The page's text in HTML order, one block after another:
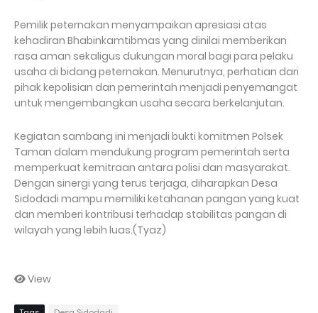
Pemilik peternakan menyampaikan apresiasi atas
kehadiran Bhabinkamtibmas yang dinilai memberikan
rasa aman sekaligus dukungan moral bagi para pelaku
usaha di bidang peternakan. Menurutnya, perhatian dari
pihak kepolisian dan pemerintah menjadi penyemangat
untuk mengembangkan usaha secara berkelanjutan.
Kegiatan sambang ini menjadi bukti komitmen Polsek
Taman dalam mendukung program pemerintah serta
memperkuat kemitraan antara polisi dan masyarakat.
Dengan sinergi yang terus terjaga, diharapkan Desa
Sidodadi mampu memiliki ketahanan pangan yang kuat
dan memberi kontribusi terhadap stabilitas pangan di
wilayah yang lebih luas.(Tyaz)
View